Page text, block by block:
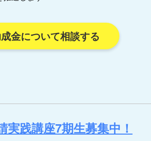
金について相談する
実践講座7期生募集中！